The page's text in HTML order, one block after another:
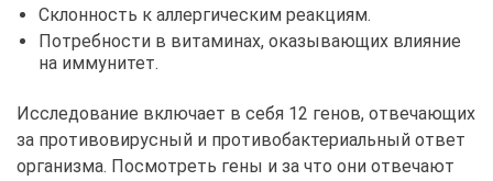
Склонность к аллергическим реакциям.
Потребности в витаминах, оказывающих влияние
на иммунитет.
Исследование включает в себя 12 генов, отвечающих
за противовирусный и противобактериальный ответ
организма. Посмотреть гены и за что они отвечают